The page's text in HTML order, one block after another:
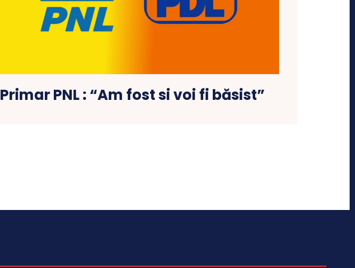
Primar PNL : “Am fost si voi fi băsist”